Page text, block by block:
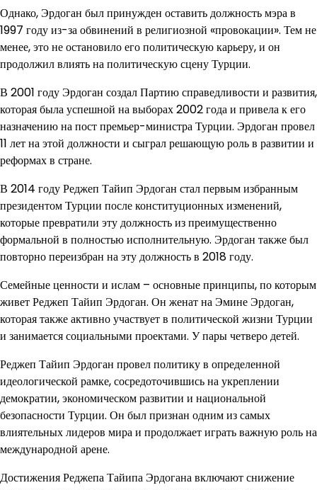
Однако, Эрдоган был принужден оставить должность мэра в
1997 году из-за обвинений в религиозной «провокации». Тем не
менее, это не остановило его политическую карьеру, и он
продолжил влиять на политическую сцену Турции.
В 2001 году Эрдоган создал Партию справедливости и развития,
которая была успешной на выборах 2002 года и привела к его
назначению на пост премьер-министра Турции. Эрдоган провел
11 лет на этой должности и сыграл решающую роль в развитии и
реформах в стране.
В 2014 году Реджеп Тайип Эрдоган стал первым избранным
президентом Турции после конституционных изменений,
которые превратили эту должность из преимущественно
формальной в полностью исполнительную. Эрдоган также был
повторно переизбран на эту должность в 2018 году.
Семейные ценности и ислам – основные принципы, по которым
живет Реджеп Тайип Эрдоган. Он женат на Эмине Эрдоган,
которая также активно участвует в политической жизни Турции
и занимается социальными проектами. У пары четверо детей.
Реджеп Тайип Эрдоган провел политику в определенной
идеологической рамке, сосредоточившись на укреплении
демократии, экономическом развитии и национальной
безопасности Турции. Он был признан одним из самых
влиятельных лидеров мира и продолжает играть важную роль на
международной арене.
Достижения Реджепа Тайипа Эрдогана включают снижение